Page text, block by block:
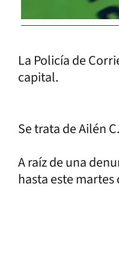
La Policía de
capital.
Se trata de Ailén
A raíz de una
hasta este